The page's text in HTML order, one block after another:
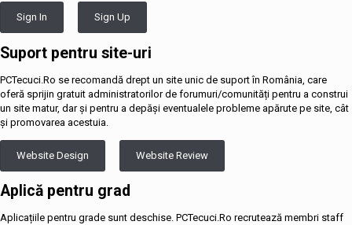
Sign In Sign Up
Suport pentru site-uri
PCTecuci.Ro se recomandă drept un site unic de suport în România, care
oferă sprijin gratuit administratorilor de forumuri/comunități pentru a construi
un site matur, dar și pentru a depăși eventualele probleme apărute pe site, cât
și promovarea acestuia.
Website Design Website Review
Aplică pentru grad
Aplicațiile pentru grade sunt deschise. PCTecuci.Ro recrutează membri staff